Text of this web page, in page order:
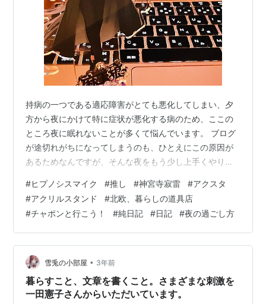
持病の一つである適応障害がとても悪化してしまい、夕
方から夜にかけて特に症状が悪化する病のため、ここの
ところ夜に眠れないことが多くて悩んでいます。 ブログ
が途切れがちになってしまうのも、ひとえにこの原因が
あるためなんですが、そんな夜をもう少し上手くやり過
と机がわりに使っているドレッサーの一角に、ヒプノシ
スマイクの神宮寺寂雷先生がいたのが目に入り、ふと思
い立って、写真を撮ることに。 イッタラ グラス カステ
ヘルミ iittala タンブラー ペア 2個セット 300mL 北欧 ガ
ラス Kastehelmi Tumbler フィンランド コップ 食…
#ヒプノシスマイク #推し #神宮寺寂雷 #アクスタ
#アクリルスタンド #北欧、暮らしの道具店
#チャポンと行こう！ #純日記 #日記 #夜の過ごし方
雪兎の小部屋 • 3年前
暮らすこと、文章を書くこと。さまざまな刺激を
一田憲子さんからいただいています。